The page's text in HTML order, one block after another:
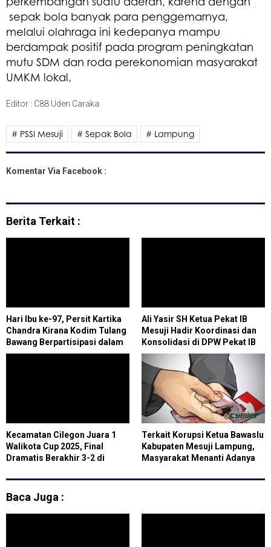
sepak bola banyak para penggemarnya,
melalui olahraga ini kedepanya mampu
berdampak positif pada program peningkatan
mutu SDM dan roda perekonomian masyarakat
UMKM lokal,
Editor : C88 Uden Caraka
# PSSI Mesuji # Sepak Bola # Lampung
Komentar Via Facebook :
Berita Terkait :
Hari Ibu ke-97, Persit Kartika
Chandra Kirana Kodim Tulang
Bawang Berpartisipasi dalam
Lomba Bola Voli
Ali Yasir SH Ketua Pekat IB
Mesuji Hadir Koordinasi dan
Konsolidasi di DPW Pekat IB
Lampung
Kecamatan Cilegon Juara 1
Walikota Cup 2025, Final
Dramatis Berakhir 3-2 di
Terkait Korupsi Ketua Bawaslu
Kabupaten Mesuji Lampung,
Masyarakat Menanti Adanya
Laporkan Pelanggaran Kode
Baca Juga :